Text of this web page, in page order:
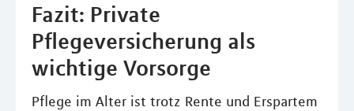
Fazit: Private
Pflegeversicherung als
wichtige Vorsorge
Pflege im Alter ist trotz Rente und Erspartem